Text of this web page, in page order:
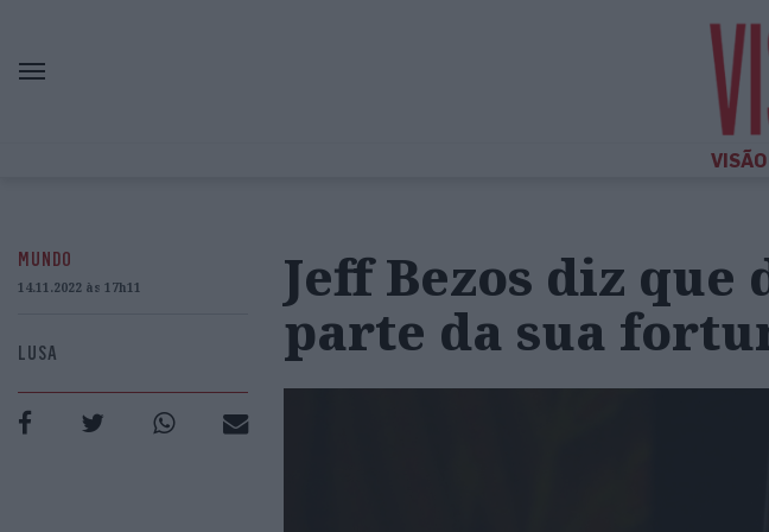
VISÃO
MUNDO
14.11.2022 às 17h11
LUSA
Jeff Bezos diz
parte da sua